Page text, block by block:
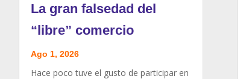
La gran falsedad del
“libre” comercio
Ago 1, 2026
Hace poco tuve el gusto de participar en